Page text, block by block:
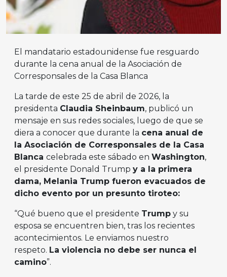
El mandatario estadounidense fue resguardo
durante la cena anual de la Asociación de
Corresponsales de la Casa Blanca
La tarde de este 25 de abril de 2026, la
presidenta Claudia Sheinbaum, publicó un
mensaje en sus redes sociales, luego de que se
diera a conocer que durante la cena anual de
la Asociación de Corresponsales de la Casa
Blanca celebrada este sábado en Washington,
el presidente Donald Trump y a la primera
dama, Melania Trump fueron evacuados de
dicho evento por un presunto tiroteo:
“Qué bueno que el presidente Trump y su
esposa se encuentren bien, tras los recientes
acontecimientos. Le enviamos nuestro
respeto. La violencia no debe ser nunca el
camino”.